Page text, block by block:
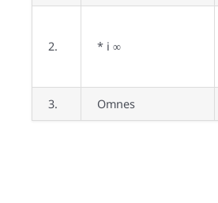
2. * i ∞
3. Omnes